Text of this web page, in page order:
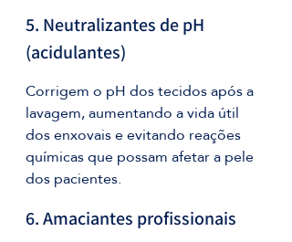
5. Neutralizantes de pH
(acidulantes)
Corrigem o pH dos tecidos após a
lavagem, aumentando a vida útil
dos enxovais e evitando reações
químicas que possam afetar a pele
dos pacientes.
6. Amaciantes profissionais